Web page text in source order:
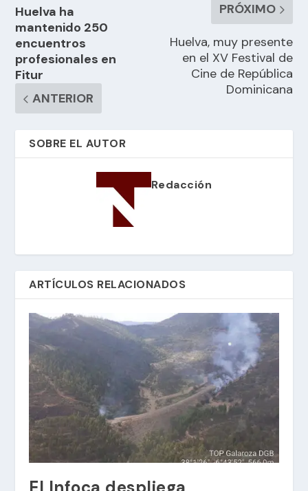
Huelva ha
mantenido 250
encuentros
profesionales en
Fitur
ANTERIOR
PRÓXIMO
Huelva, muy presente
en el XV Festival de
Cine de República
Dominicana
SOBRE EL AUTOR
Redacción
ARTÍCULOS RELACIONADOS